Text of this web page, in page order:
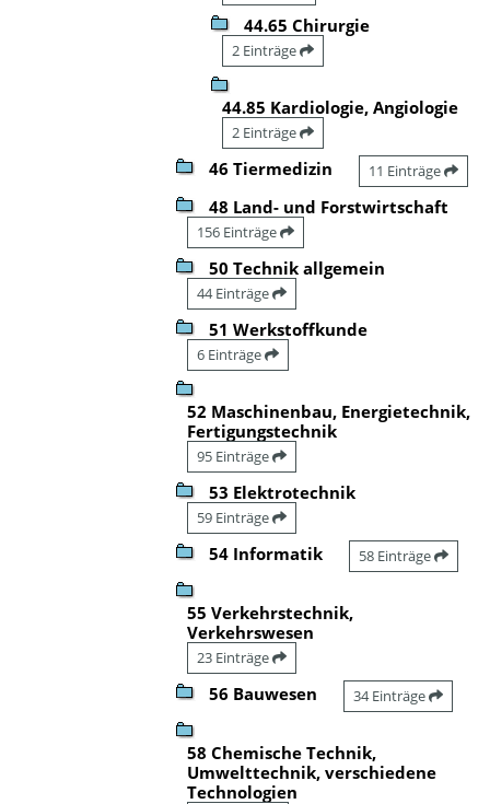
44.65 Chirurgie
2 Einträge
44.85 Kardiologie, Angiologie
2 Einträge
46 Tiermedizin 11 Einträge
48 Land- und Forstwirtschaft
156 Einträge
50 Technik allgemein
44 Einträge
51 Werkstoffkunde
6 Einträge
52 Maschinenbau, Energietechnik,
Fertigungstechnik
95 Einträge
53 Elektrotechnik
59 Einträge
54 Informatik 58 Einträge
55 Verkehrstechnik,
Verkehrswesen
23 Einträge
56 Bauwesen 34 Einträge
58 Chemische Technik,
Umwelttechnik, verschiedene
Technologien